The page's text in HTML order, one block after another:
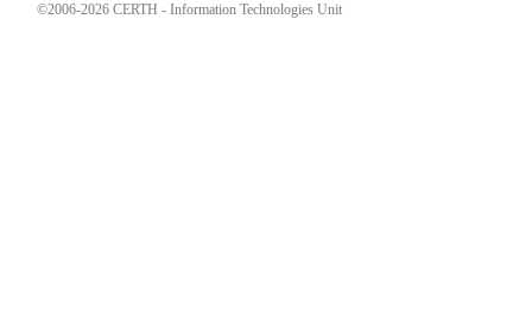
©2006-2026 CERTH - Information Technologies Unit